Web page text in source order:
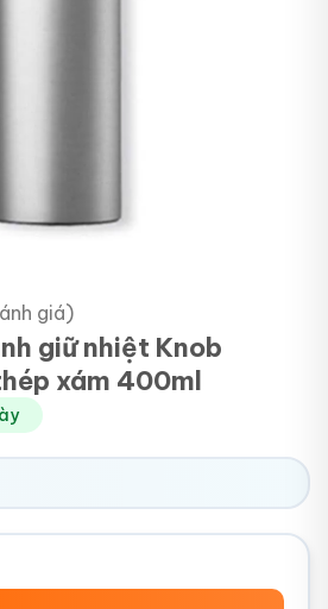
giá)
giữ nhiệt Knob
xám 400ml